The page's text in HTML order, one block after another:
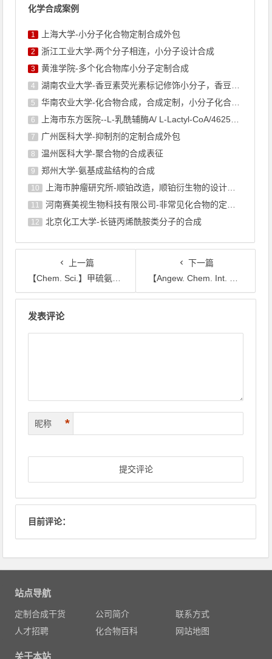
化学合成案例
1 上海大学-小分子化合物定制合成外包
2 浙江工业大学-两个分子相连，小分子设计合成
3 黄淮学院-多个化合物库小分子定制合成
4 湖南农业大学-香豆素荧光素标记修饰小分子，香豆素衍生物的合成
5 华南农业大学-化合物合成，合成定制，小分子化合物的订购
6 上海市东方医院--L-乳酰辅酶A/ L-Lactyl-CoA/4625-32-5/1926 ...
7 广州医科大学-抑制剂的定制合成外包
8 温州医科大学-聚合物的合成表征
9 郑州大学-氨基成盐结构的合成
10 上海巿肿瘤研究所-顺铂改造，顺铂衍生物的设计合成
11 河南赛美视生物科技有限公司-非常见化合物的定制合成，工艺研发
12 北京化工大学-长链丙烯酰胺类分子的合成
上一篇
【Chem. Sci.】甲硫氨酸对PHD结构域芳香笼中三甲基赖氨酸识别的贡献：极化率、疏水性和结合电荷的影响
下一篇
【Angew. Chem. Int. Ed.】底物导向的双加氧酶AsqJ催化合成喹诺酮类和喹唑啉酮类生物碱
发表评论
昵称 *
目前评论：
站点导航
定制合成干货 公司简介
联系方式
人才招聘
化合物百科 网站地图
关于本站